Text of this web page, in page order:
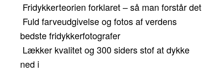
Fridykkerteorien forklaret – så man forstår det
Fuld farveudgivelse og fotos af verdens
bedste fridykkerfotografer
Lækker kvalitet og 300 siders stof at dykke
ned i